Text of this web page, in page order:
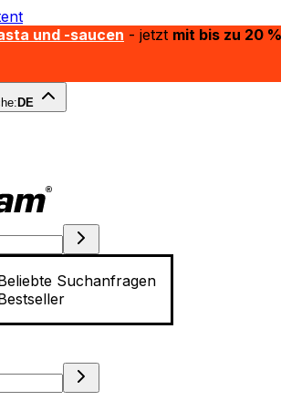
und -saucen - jetzt mit bis zu 20 %
DE
Suchanfragen